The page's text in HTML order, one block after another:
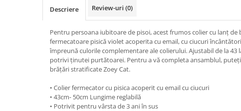
Descriere Review-uri (0)
Pentru persoana iubitoare de pisoi, acest frumos colier cu lanț de
fermecatoare pisică violet acoperita cu email, cu ciucuri
împreună culorile complementare ale colierului. Ajustabil de la 43
potrivi ținutei purtătoarei. Pentru a vă completa ansamblul,
brățări stratificate Zoey Cat.
• Colier fermecator cu pisica acoperit cu email cu ciucuri
• 43cm- 50cm Lungime reglabilă
• Potrivit pentru vârsta de 3 ani în sus